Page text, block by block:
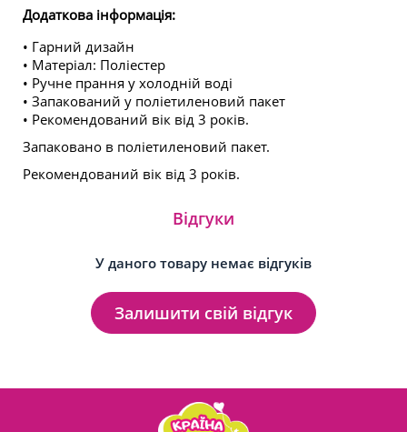
Додаткова інформація:
• Гарний дизайн
• Матеріал: Поліестер
• Ручне прання у холодній воді
• Запакований у поліетиленовий пакет
• Рекомендований вік від 3 років.
Запаковано в поліетиленовий пакет.
Рекомендований вік від 3 років.
Відгуки
У даного товару немає відгуків
Залишити свій відгук